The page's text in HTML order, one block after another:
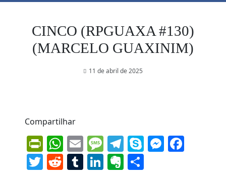
CINCO (RPGUAXA #130)
(MARCELO GUAXINIM)
11 de abril de 2025
Compartilhar
PrintFriendly
WhatsApp
EmailMessage
Telegram
Skype
Twitter
Reddit
Tumblr
LinkedIn
Evernote